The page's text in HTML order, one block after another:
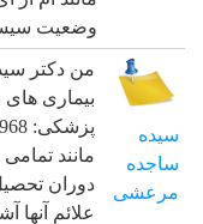
وضعیت
سیده
ساجده
مرعشی
من دکتر
بیماری
مانند
دوران
علائم آنها